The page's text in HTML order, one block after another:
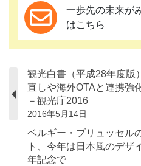
一歩先の未来が
はこちら
観光白書（平成28年度版
直しや海外OTAと連携
－観光庁2016
2016年5月14日
ベルギー・ブリュッセル
ト、今年は日本風のデザ
年記念で